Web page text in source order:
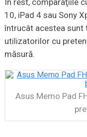
10, iPad 4 sau Sony
întrucât acestea sunt
utilizatorilor cu
măsură.
Asus Memo Pad